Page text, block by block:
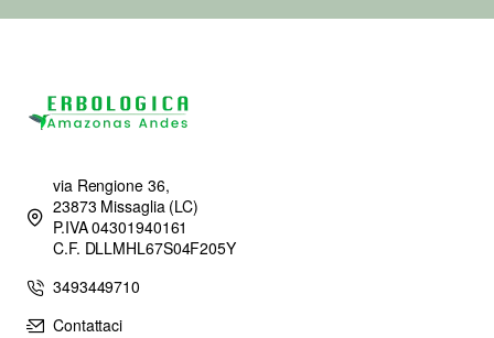
via Rengione 36,
23873 Missaglia (LC)
P.IVA 04301940161
C.F. DLLMHL67S04F205Y
3493449710
Contattaci